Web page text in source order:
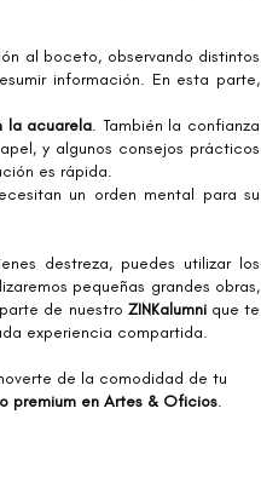
al boceto, observando distintos
información. En esta parte,
la acuarela. También la confianza
y algunos consejos prácticos
es rápida.
un orden mental para su
destreza, puedes utilizar los
pequeñas grandes obras,
de nuestro ZINKalumnique te
experiencia compartida.
de la comodidad de tu
premium en Artes & Oficios.